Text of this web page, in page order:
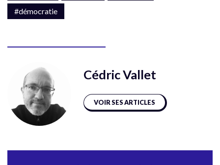
#démocratie
Cédric Vallet
VOIR SES ARTICLES